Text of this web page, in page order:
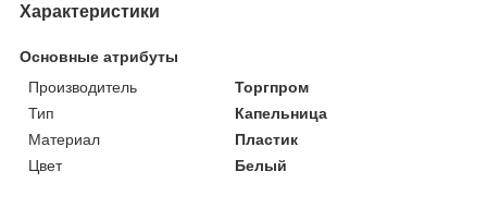
Характеристики
Основные атрибуты
Производитель
Торгпром
Тип
Капельница
Материал
Пластик
Цвет
Белый